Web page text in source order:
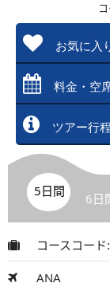
お気に入
料金・空
ツアー行程
5日間 6日
コースコー
ANA